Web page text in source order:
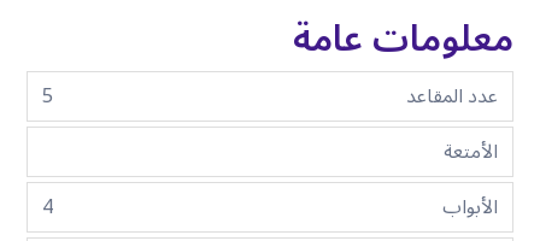
معلومات عامة
عدد المقاعد
5
الأمتعة
الأبواب
4